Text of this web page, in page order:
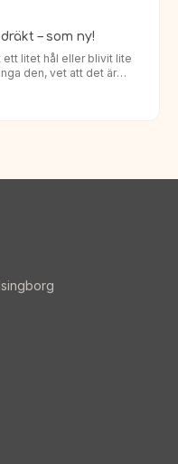
– som ny!
litet hål eller blivit lite
den, vet att det är
barn…